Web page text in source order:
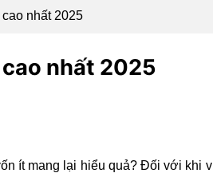
nhất 2025
nhất 2025
ít mang lại hiểu quả? Đối với khi